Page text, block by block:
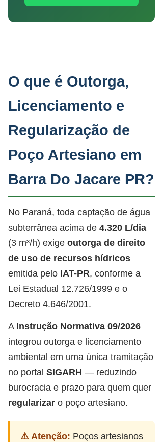
O que é Outorga,
Licenciamento e
Regularização de
Poço Artesiano em
Barra Do Jacare PR?
No Paraná, toda captação de água
subterrânea acima de 4.320 L/dia
(3 m³/h) exige outorga de direito
de uso de recursos hídricos
emitida pelo IAT-PR, conforme a
Lei Estadual 12.726/1999 e o
Decreto 4.646/2001.
A Instrução Normativa 09/2026
integrou outorga e licenciamento
ambiental em uma única tramitação
no portal SIGARH — reduzindo
burocracia e prazo para quem quer
regularizar o poço artesiano.
⚠️ Atenção: Poços artesianos